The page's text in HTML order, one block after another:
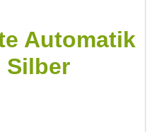
Automatik
Silber